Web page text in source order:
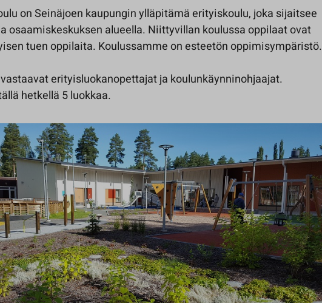
on Seinäjoen kaupungin ylläpitämä erityiskoulu, joka sijaitsee
osaamiskeskuksen alueella. Niittyvillan koulussa oppilaat ovat
tuen oppilaita. Koulussamme on esteetön oppimisympäristö.
erityisluokanopettajat ja koulunkäynninohjaajat.
hetkellä 5 luokkaa.